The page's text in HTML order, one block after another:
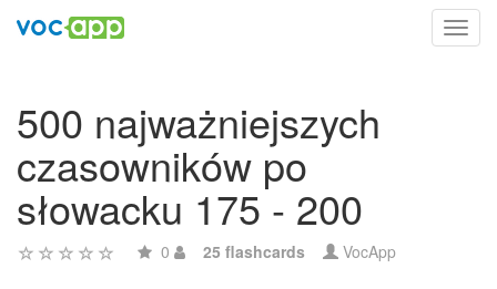
500 najważniejszych
czasowników po
słowacku 175 - 200
0 25 flashcards VocApp